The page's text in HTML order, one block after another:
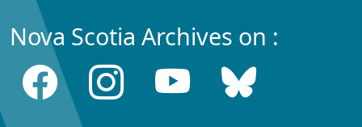
Nova Scotia Archives on :